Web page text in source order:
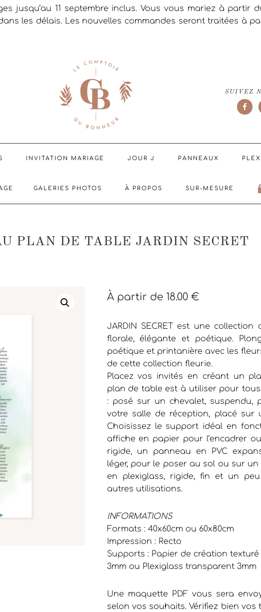
jusqu’au 11 septembre inclus. Vous vous mariez à partir
les délais. Les nouvelles commandes seront traitées à
SUIVEZ
INVITATION MARIAGE JOUR J PANNEAUX
GALERIES PHOTOS À PROPOS SUR-MESURE
PLAN DE TABLE JARDIN SECRET
À partir de 18.00 €
JARDIN SECRET est une
florale, élégante et poétique.
poétique et printanière avec les
de cette collection fleurie.
Placez vos invités en créant un
plan de table est à utiliser pour
: posé sur un chevalet, suspendu,
votre salle de réception, placé sur
Choisissez le support idéal en
affiche en papier pour l’encadrer
rigide, un panneau en PVC
léger, pour le poser au sol ou sur
en plexiglass, rigide, fin et un
autres utilisations.
INFORMATIONS
Formats : 40x60cm ou 60x80cm
Impression : Recto
Supports : Papier de création texturé
3mm ou Plexiglass transparent 3mm
Une maquette PDF vous sera
selon vos souhaits. Vérifiez bien vos